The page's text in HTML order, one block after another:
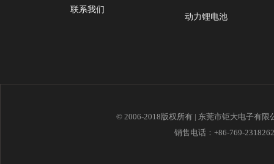
联系我们
动力锂电池
© 2006-2018版权所有 | 东莞市钜大电子有
销售电话：+86-769-